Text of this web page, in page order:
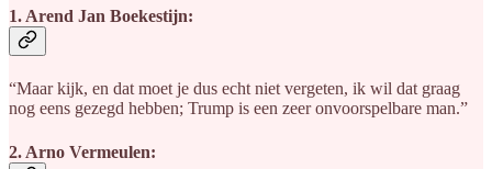
1. Arend Jan Boekestijn:
“Maar kijk, en dat moet je dus echt niet vergeten, ik wil dat graag
nog eens gezegd hebben; Trump is een zeer onvoorspelbare man.”
2. Arno Vermeulen: